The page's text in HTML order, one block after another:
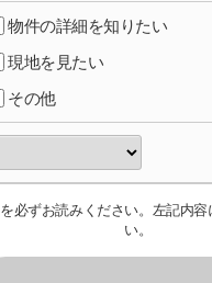
物件の詳細を知りたい
現地を見たい
その他
を必ずお読みください。左記内
い。